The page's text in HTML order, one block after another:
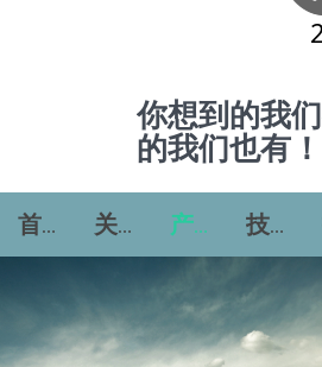
首页 关于力精 产品中心 技术服务
你想到的我
的我们也有！